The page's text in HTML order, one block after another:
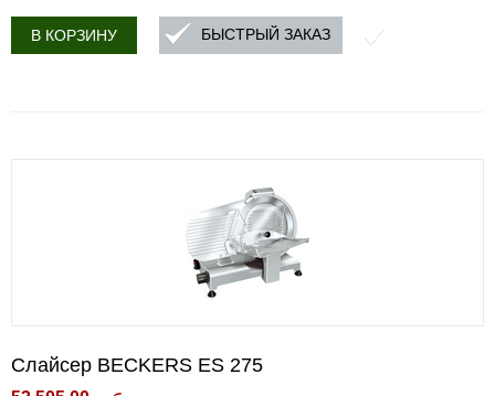
В КОРЗИНУ БЫСТРЫЙ ЗАКАЗ
Слайсер BECKERS ES 275